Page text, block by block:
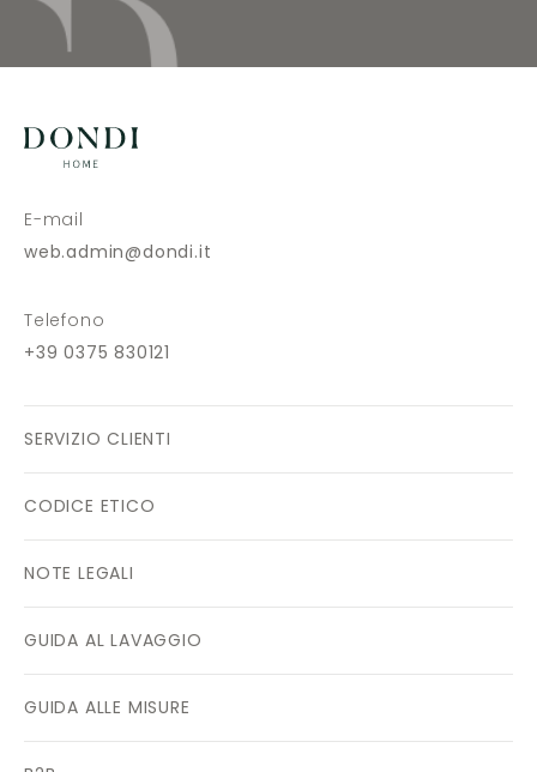
E-mail
web.admin@dondi.it
Telefono
+39 0375 830121
SERVIZIO CLIENTI
CODICE ETICO
NOTE LEGALI
GUIDA AL LAVAGGIO
GUIDA ALLE MISURE